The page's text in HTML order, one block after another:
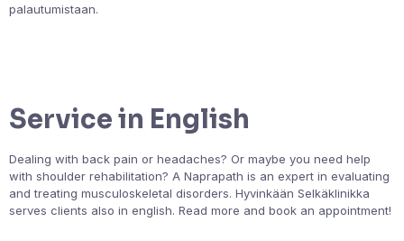
palautumistaan.
Service in English
Dealing with back pain or headaches? Or maybe you need help
with shoulder rehabilitation? A Naprapath is an expert in evaluating
and treating musculoskeletal disorders. Hyvinkään Selkäklinikka
serves clients also in english. Read more and book an appointment!